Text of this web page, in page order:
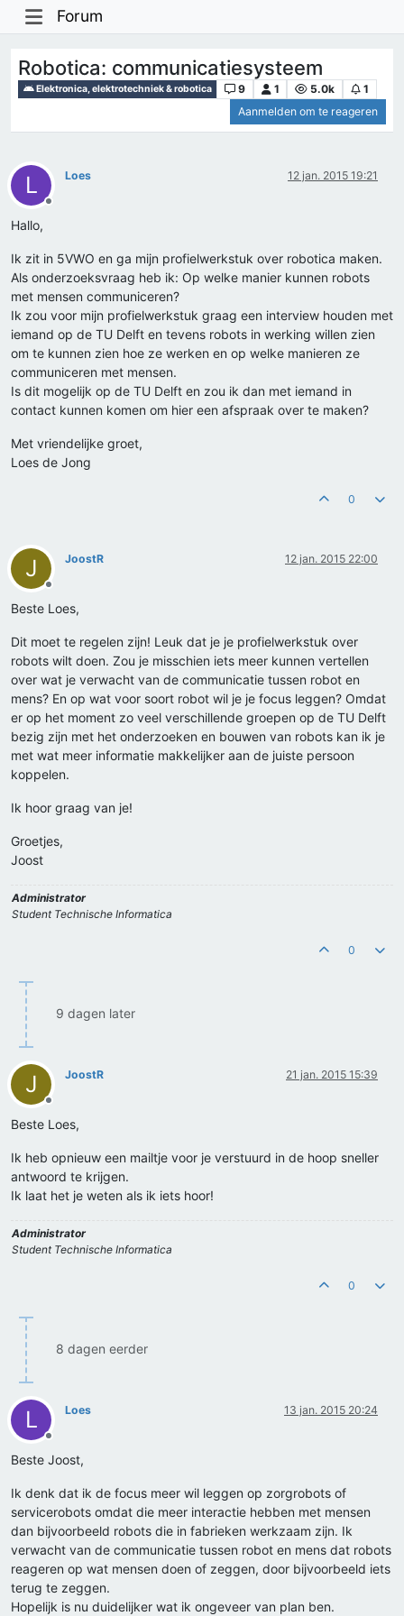
Forum
Robotica: communicatiesysteem
Elektronica, elektrotechniek & robotica 9 1 5.0k
1
Aanmelden om te reageren
L
Offline
Loes 12 jan. 2015 19:21
Hallo,
Ik zit in 5VWO en ga mijn profielwerkstuk over robotica maken.
Als onderzoeksvraag heb ik: Op welke manier kunnen robots
met mensen communiceren?
Ik zou voor mijn profielwerkstuk graag een interview houden met
iemand op de TU Delft en tevens robots in werking willen zien
om te kunnen zien hoe ze werken en op welke manieren ze
communiceren met mensen.
Is dit mogelijk op de TU Delft en zou ik dan met iemand in
contact kunnen komen om hier een afspraak over te maken?
Met vriendelijke groet,
Loes de Jong
0
J
Offline
JoostR 12 jan. 2015 22:00
Beste Loes,
Dit moet te regelen zijn! Leuk dat je je profielwerkstuk over
robots wilt doen. Zou je misschien iets meer kunnen vertellen
over wat je verwacht van de communicatie tussen robot en
mens? En op wat voor soort robot wil je je focus leggen? Omdat
er op het moment zo veel verschillende groepen op de TU Delft
bezig zijn met het onderzoeken en bouwen van robots kan ik je
met wat meer informatie makkelijker aan de juiste persoon
koppelen.
Ik hoor graag van je!
Groetjes,
Joost
Administrator
Student Technische Informatica
0
9 dagen later
J
Offline
JoostR 21 jan. 2015 15:39
Beste Loes,
Ik heb opnieuw een mailtje voor je verstuurd in de hoop sneller
antwoord te krijgen.
Ik laat het je weten als ik iets hoor!
Administrator
Student Technische Informatica
0
8 dagen eerder
L
Offline
Loes 13 jan. 2015 20:24
Beste Joost,
Ik denk dat ik de focus meer wil leggen op zorgrobots of
servicerobots omdat die meer interactie hebben met mensen
dan bijvoorbeeld robots die in fabrieken werkzaam zijn. Ik
verwacht van de communicatie tussen robot en mens dat robots
reageren op wat mensen doen of zeggen, door bijvoorbeeld iets
terug te zeggen.
Hopelijk is nu duidelijker wat ik ongeveer van plan ben.